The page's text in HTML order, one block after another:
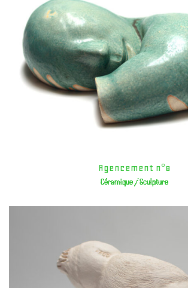
Agencement n°8
Céramique / Sculpture